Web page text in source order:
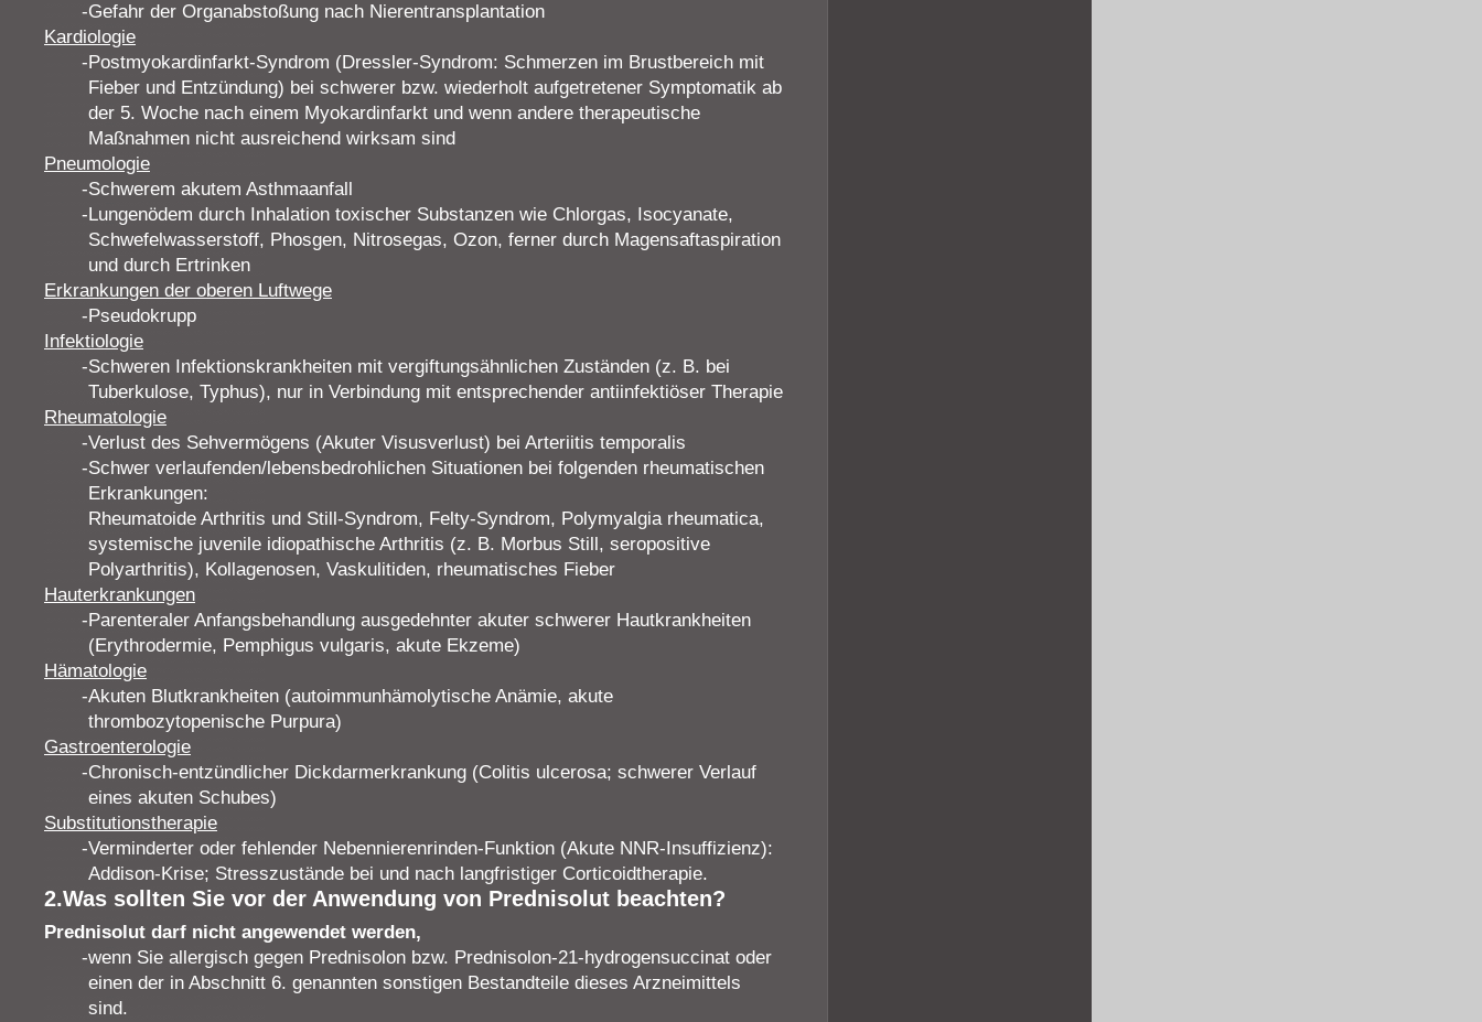
Gefahr der Organabstoßung nach Nierentransplantation
Kardiologie
Postmyokardinfarkt-Syndrom (Dressler-Syndrom: Schmerzen im Brustbereich mit
Fieber und Entzündung) bei schwerer bzw. wiederholt aufgetretener Symptomatik ab
der 5. Woche nach einem Myokardinfarkt und wenn andere therapeutische
Maßnahmen nicht ausreichend wirksam sind
Pneumologie
Schwerem akutem Asthmaanfall
Lungenödem durch Inhalation toxischer Substanzen wie Chlorgas, Isocyanate,
Schwefelwasserstoff, Phosgen, Nitrosegas, Ozon, ferner durch Magensaftaspiration
und durch Ertrinken
Erkrankungen der oberen Luftwege
Pseudokrupp
Infektiologie
Schweren Infektionskrankheiten mit vergiftungsähnlichen Zuständen (z. B. bei
Tuberkulose, Typhus), nur in Verbindung mit entsprechender antiinfektiöser Therapie
Rheumatologie
Verlust des Sehvermögens (Akuter Visusverlust) bei Arteriitis temporalis
Schwer verlaufenden/lebensbedrohlichen Situationen bei folgenden rheumatischen
Erkrankungen:
Rheumatoide Arthritis und Still-Syndrom, Felty-Syndrom, Polymyalgia rheumatica,
systemische juvenile idiopathische Arthritis (z. B. Morbus Still, seropositive
Polyarthritis), Kollagenosen, Vaskulitiden, rheumatisches Fieber
Hauterkrankungen
Parenteraler Anfangsbehandlung ausgedehnter akuter schwerer Hautkrankheiten
(Erythrodermie, Pemphigus vulgaris, akute Ekzeme)
Hämatologie
Akuten Blutkrankheiten (autoimmunhämolytische Anämie, akute
thrombozytopenische Purpura)
Gastroenterologie
Chronisch-entzündlicher Dickdarmerkrankung (Colitis ulcerosa; schwerer Verlauf
eines akuten Schubes)
Substitutionstherapie
Verminderter oder fehlender Nebennierenrinden-Funktion (Akute NNR-Insuffizienz):
Addison-Krise; Stresszustände bei und nach langfristiger Corticoidtherapie.
2.Was sollten Sie vor der Anwendung von Prednisolut beachten?
Prednisolut darf nicht angewendet werden,
wenn Sie allergisch gegen Prednisolon bzw. Prednisolon-21-hydrogensuccinat oder
einen der in Abschnitt 6. genannten sonstigen Bestandteile dieses Arzneimittels
sind.